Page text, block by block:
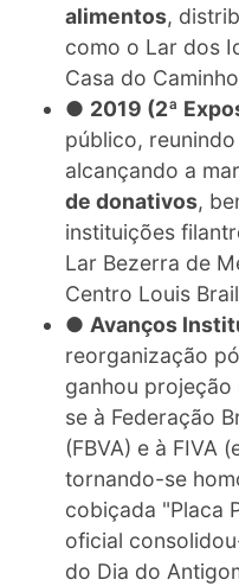
alimentos,
como o Lar dos
Casa do
● 2019 (2ª
público,
alcançando a
de donativos,
instituições
Lar Bezerra de
Centro Louis
● Avanços
reorganização
ganhou
se à Federação
(FBVA) e à FIVA
tornando-se
cobiçada "Placa
oficial
do Dia do